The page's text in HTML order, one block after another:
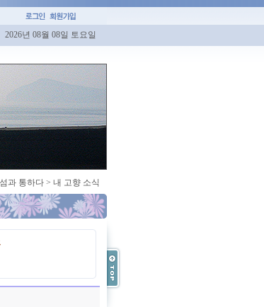
2026년 08월 08일 토요일
섬과 통하다 > 내 고향 소식